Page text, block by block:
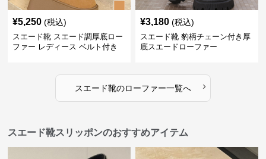
¥5,250 (税込)
スエード靴 スエード調厚底ロー
ファー レディース ベルト付き
¥3,180 (税込)
スエード靴 豹柄チェーン付き厚
底スエードローファー
スエード靴のローファー一覧へ ›
スエード靴スリッポンのおすすめアイテム